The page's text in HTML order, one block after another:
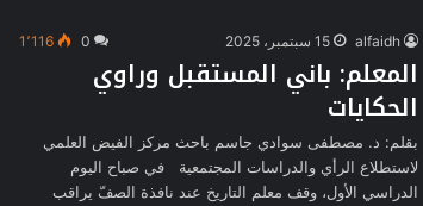
alfaidh 15 سبتمبر، 2025 0 1٬116
المعلم: باني المستقبل وراوي
الحكايات
بقلم: د. مصطفى سوادي جاسم باحث مركز الفيض العلمي
لاستطلاع الرأي والدراسات المجتمعية في صباح اليوم
الدراسي الأول، وقف معلم التاريخ عند نافذة الصفّ يراقب